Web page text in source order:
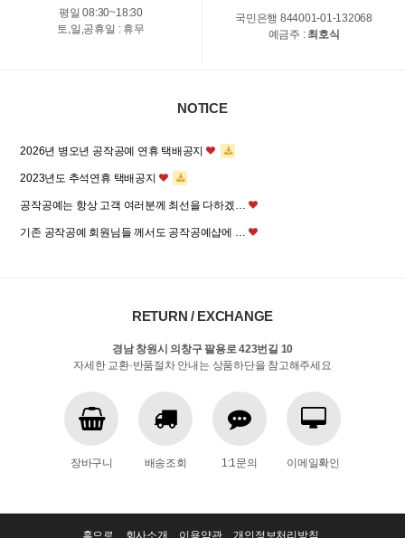
평일 08:30~18:30
토,일,공휴일 : 휴무
국민은행 844001-01-132068
예금주 : 최호식
NOTICE
2026년 병오년 공작공예 연휴 택배공지
2023년도 추석연휴 택배공지
공작공예는 항상 고객 여러분께 최선을 다하겠…
기존 공작공예 회원님들 께서도 공작공예샵에 …
RETURN / EXCHANGE
경남 창원시 의창구 팔용로 423번길 10
자세한 교환·반품절차 안내는 상품하단을 참고해주세요
장바구니 배송조회 1:1문의 이메일확인
홈으로 회사소개 이용약관 개인정보처리방침